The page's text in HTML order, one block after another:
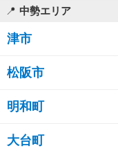
中勢エリア
津市
松阪市
明和町
大台町